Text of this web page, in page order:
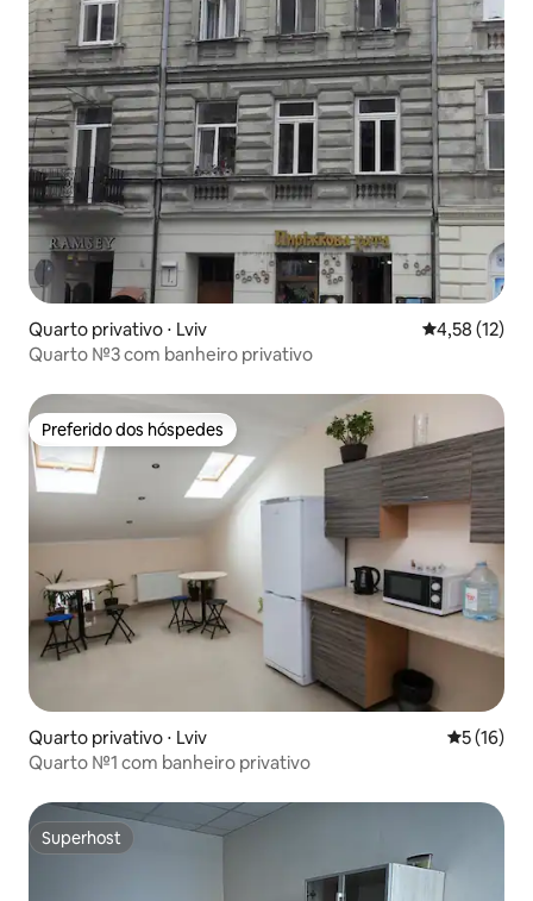
Quarto privativo ⋅ Lviv 4,58 de uma
4,58 (12)
Quarto №3 com banheiro privativo
Preferido dos hóspedes
Preferido dos hóspedes
Quarto privativo ⋅ Lviv 5 de uma
5 (16)
Quarto №1 com banheiro privativo
Superhost
Superhost